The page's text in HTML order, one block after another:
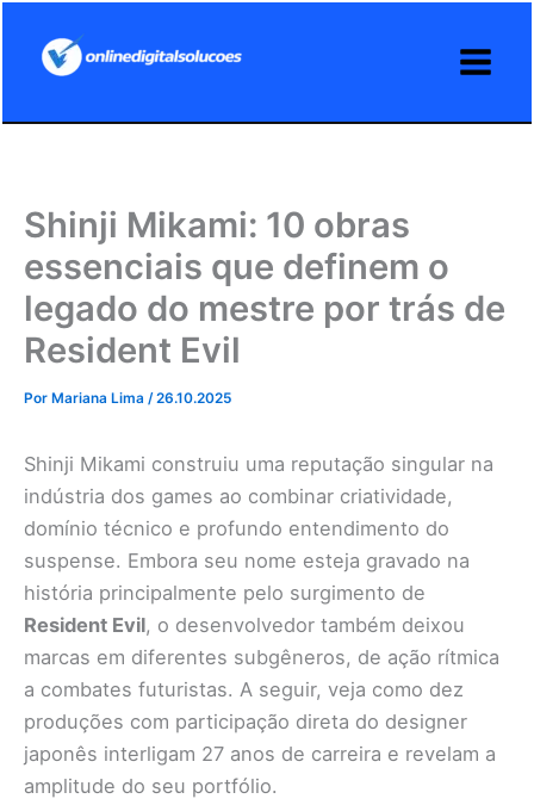
Shinji Mikami: 10 obras
essenciais que definem o
legado do mestre por trás de
Resident Evil
Por Mariana Lima /26.10.2025
Shinji Mikami construiu uma reputação singular na
indústria dos games ao combinar criatividade,
domínio técnico e profundo entendimento do
suspense. Embora seu nome esteja gravado na
história principalmente pelo surgimento de
Resident Evil, o desenvolvedor também deixou
marcas em diferentes subgêneros, de ação rítmica
a combates futuristas. A seguir, veja como dez
produções com participação direta do designer
japonês interligam 27 anos de carreira e revelam a
amplitude do seu portfólio.